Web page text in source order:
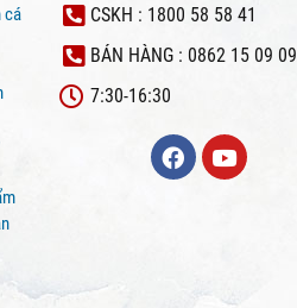
cá
CSKH : 1800 58 58 41
BÁN HÀNG : 0862 15 09 09
7:30-16:30